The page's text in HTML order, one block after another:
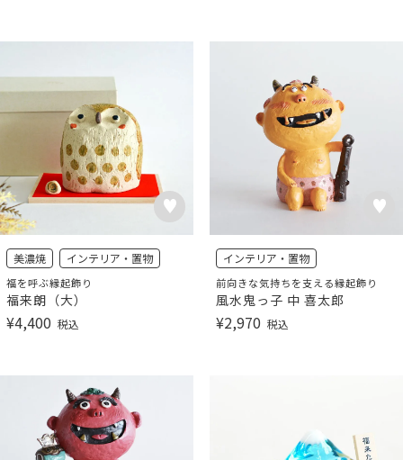
美濃焼 インテリア・置物
福を呼ぶ縁起飾り
福来朗（大）
¥4,400 税込
インテリア・置物
前向きな気持ちを支える縁起飾り
風水鬼っ子 中 喜太郎
¥2,970 税込